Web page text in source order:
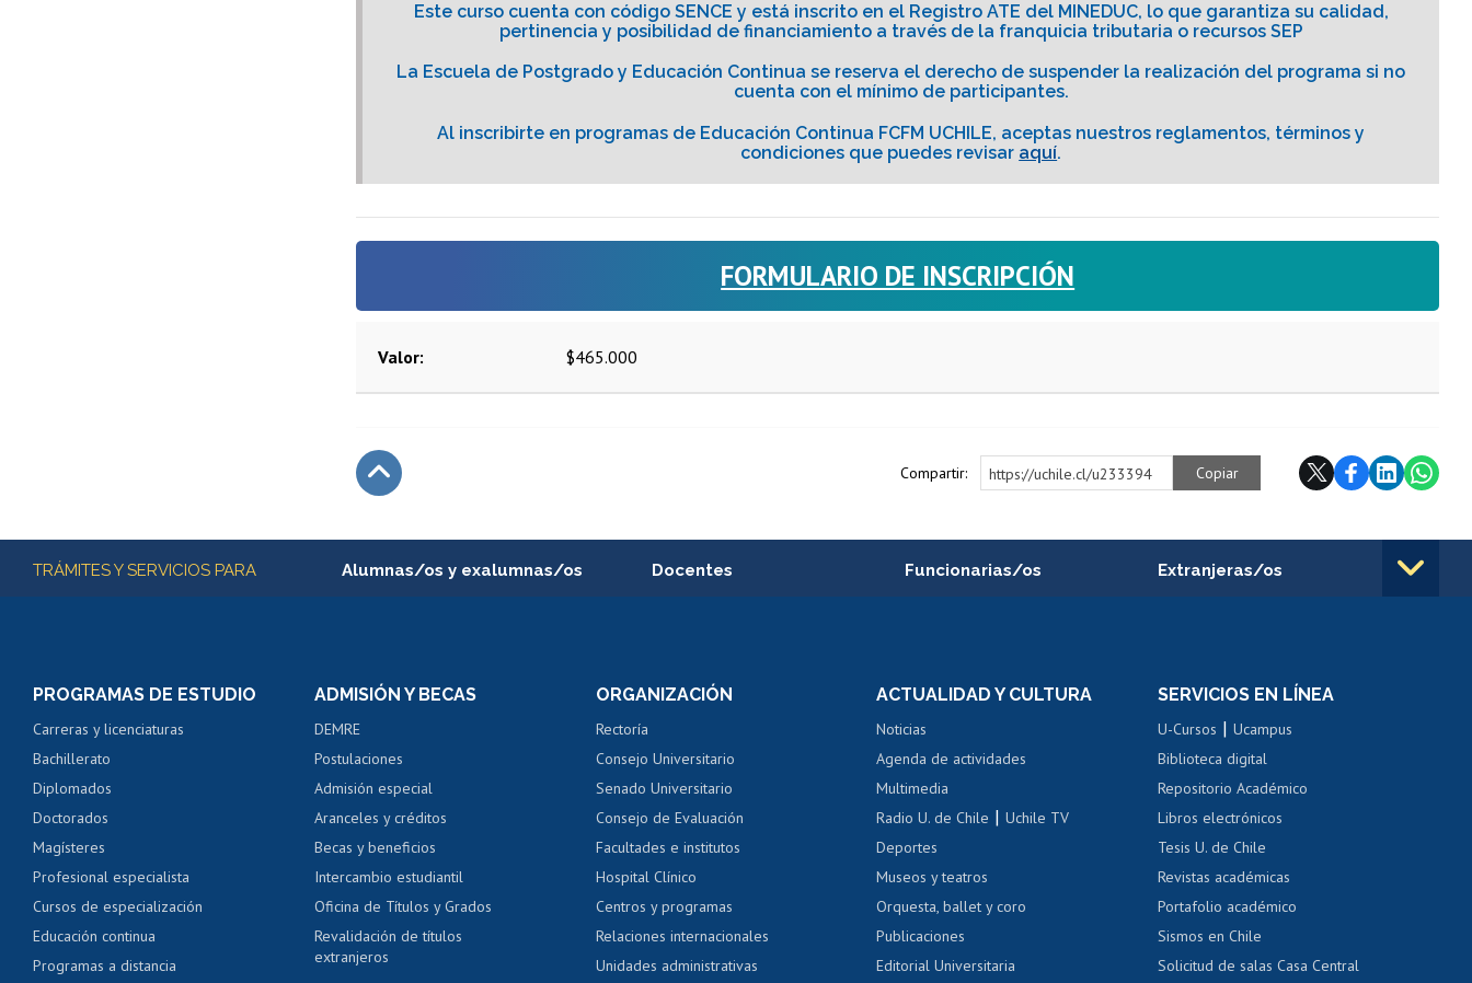
Este curso cuenta con código SENCE y está inscrito en el Registro ATE del MINEDUC, lo que garantiza su calidad,
pertinencia y posibilidad de financiamiento a través de la franquicia tributaria o recursos SEP
La Escuela de Postgrado y Educación Continua se reserva el derecho de suspender la realización del programa si no
cuenta con el mínimo de participantes.
Al inscribirte en programas de Educación Continua FCFM UCHILE, aceptas nuestros reglamentos, términos y
condiciones que puedes revisar aquí.
FORMULARIO DE INSCRIPCIÓN
Valor $465.000
Compartir: https://uchile.cl/u233394 Copiar
Más información
TRÁMITES Y SERVICIOS PARA Alumnas/os y exalumnas/os
Consulta y certificado de notas
Servicio médico y dental
Pago de arancel y crédito alumnos
Pago de arancel y crédito exalumnos
Certificado de títulos y grados
Docentes
Perfeccionamiento
Evaluación docente
Calificación académica
Postulación al AUCAI
Funcionarias/os
Portal de movilidad interna
Certificado de renta
Certificado de renta
Gestión de correo uchile
Extranjeras/os
Movilidad Estudiantil
Cursos de español
Acoso laboral, sexual y violencia
PROGRAMAS DE ESTUDIO
Carreras y licenciaturas
Bachillerato
Diplomados
Doctorados
Magísteres
Profesional especialista
Cursos de especialización
Educación continua
Programas a distancia
ADMISIÓN Y BECAS
DEMRE
Postulaciones
Admisión especial
Aranceles y créditos
Becas y beneficios
Intercambio estudiantil
Oficina de Títulos y Grados
Revalidación de títulos
extranjeros
ORGANIZACIÓN
Rectoría
Consejo Universitario
Senado Universitario
Consejo de Evaluación
Facultades e institutos
Hospital Clínico
Centros y programas
Relaciones internacionales
Unidades administrativas
ACTUALIDAD Y CULTURA
Noticias
Agenda de actividades
Multimedia
Radio U. de Chile |Uchile TV
Deportes
Museos y teatros
Orquesta, ballet y coro
Publicaciones
Editorial Universitaria
SERVICIOS EN LÍNEA
U-Cursos |Ucampus
Biblioteca digital
Repositorio Académico
Libros electrónicos
Tesis U. de Chile
Revistas académicas
Portafolio académico
Sismos en Chile
Solicitud de salas Casa Central